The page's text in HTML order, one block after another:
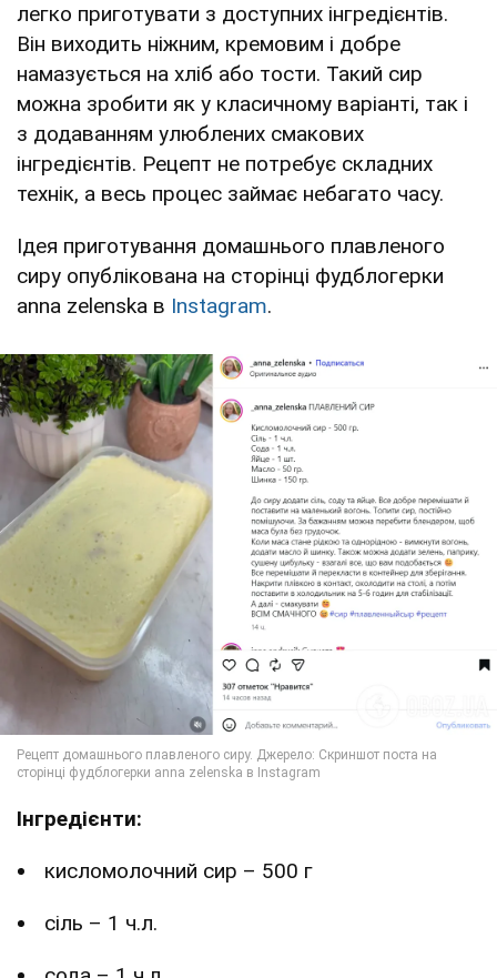
легко приготувати з доступних інгредієнтів.
Він виходить ніжним, кремовим і добре
намазується на хліб або тости. Такий сир
можна зробити як у класичному варіанті, так і
з додаванням улюблених смакових
інгредієнтів. Рецепт не потребує складних
технік, а весь процес займає небагато часу.
Ідея приготування домашнього плавленого
сиру опублікована на сторінці фудблогерки
anna zelenska в Instagram.
Інгредієнти:
кисломолочний сир – 500 г
сіль – 1 ч.л.